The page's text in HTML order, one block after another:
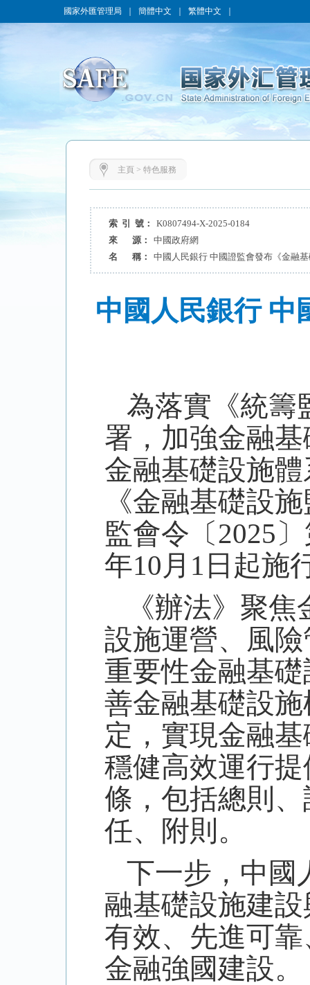
國家外匯管理局 簡體中文 繁體中文
主頁 > 特色服務
索 引 號：
K0807494-X-2025-0184
來 源：
中國政府網
名 稱：
中國人民銀行 中國證監會發布《金融
中國人民銀行 中
為落實《統籌
署，加強金融
金融基礎設施
《金融基礎設
監會令〔2025
年10月 1 日起施
《辦法》聚
設施運營、風
重要性金融基
善金融基礎設
定，實現金融
穩健高效運行
條，包括總則
任、附則。
下一步，中國
融基礎設施建
有效、先進可
金融強國建設。